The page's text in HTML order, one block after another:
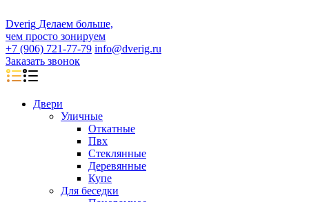
Dverig Делаем больше,
чем просто зонируем
+7 (906) 721-77-79 info@dverig.ru
Заказать звонок
Двери
Уличные
Откатные
Пвх
Стеклянные
Деревянные
Купе
Для беседки